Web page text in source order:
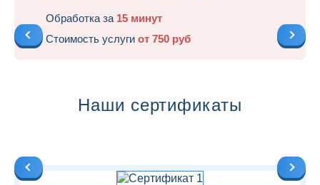
Обработка за 15 минут
Стоимость услуги от 750 руб
Наши сертификаты